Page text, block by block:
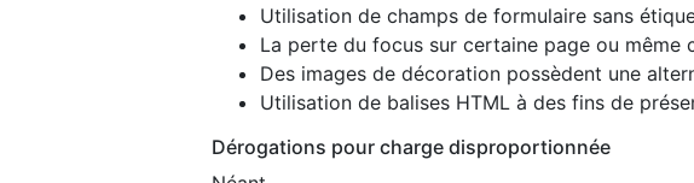
Utilisation de champs de formulaire sans
La perte du focus sur certaine page ou
Des images de décoration possèdent une
Utilisation de balises HTML à des fins de
Dérogations pour charge disproportionnée